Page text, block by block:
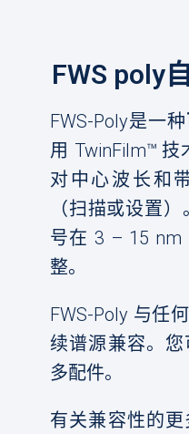
FWS poly
FWS-Poly是一种
用 TwinFilm™ 技
对中心波长和
（扫描或设置
号在 3 – 15 nm
整。
FWS-Poly 与任
续谱源兼容。您
多配件。
有关兼容性的